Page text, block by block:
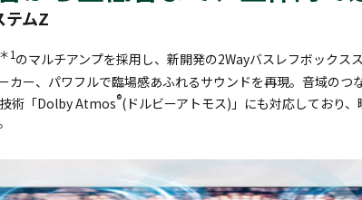
テムZ
1のマルチアンプを採用し、新開発の2Wayバスレフボックス
カー、パワフルで臨場感あふれるサウンドを再現。音域のつ
術「Dolby Atmos®(ドルビーアトモス)」にも対応しており